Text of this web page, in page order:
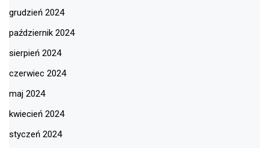
grudzień 2024
październik 2024
sierpień 2024
czerwiec 2024
maj 2024
kwiecień 2024
styczeń 2024